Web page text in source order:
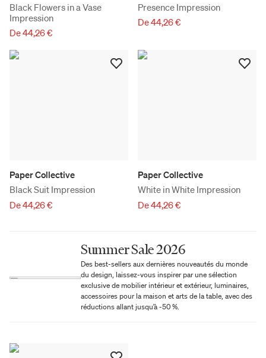
Black Flowers in a Vase
Impression
De 44,26 €
Presence Impression
De 44,26 €
Paper Collective
Black Suit Impression
De 44,26 €
Paper Collective
White in White Impression
De 44,26 €
Summer Sale 2026
Des best-sellers aux dernières nouveautés du monde
du design, laissez-vous inspirer par une sélection
exclusive de mobilier intérieur et extérieur, luminaires,
accessoires pour la maison et arts de la table, avec des
réductions allant jusqu’à -50 %.